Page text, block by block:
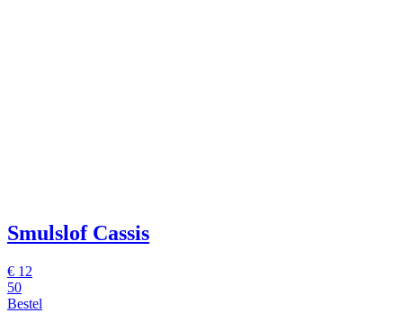
Smulslof Cassis
€ 12
50
Bestel